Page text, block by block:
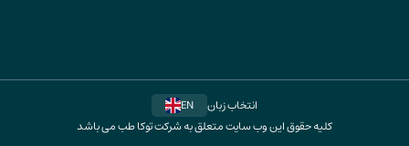
انتخاب زبان
EN
کلیه حقوق این وب سایت متعلق به شرکت توکا طب می باشد